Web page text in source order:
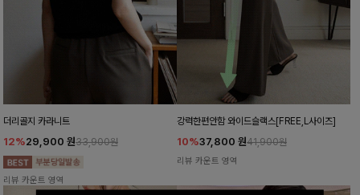
더리골지 카라니트
12%29,900 원33,900원
리뷰 카운트 영역
강력한편안함 와이드슬랙스[FREE,L사이즈]
10%37,800 원41,900원
리뷰 카운트 영역